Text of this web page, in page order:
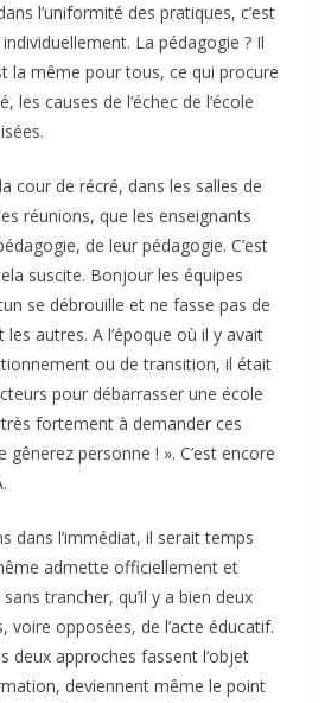
l’uniformité des pratiques, c’est
La pédagogie ? Il
la même pour tous, ce qui procure
les causes de l’échec de l’école
cour de récré, dans les salles de
réunions, que les enseignants
de leur pédagogie. C’est
suscite. Bonjour les équipes
se débrouille et ne fasse pas de
autres. A l’époque où il y avait
ou de transition, il était
pour débarrasser une école
très fortement à demander ces
gênerez personne ! ». C’est encore
dans l’immédiat, il serait temps
admette officiellement et
trancher, qu’il y a bien deux
voire opposées, de l’acte éducatif.
deux approches fassent l’objet
deviennent même le point